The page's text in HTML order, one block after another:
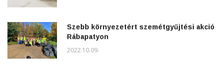
Szebb környezetért szemétgyűjtési akció
Rábapatyon
2022.10.09.